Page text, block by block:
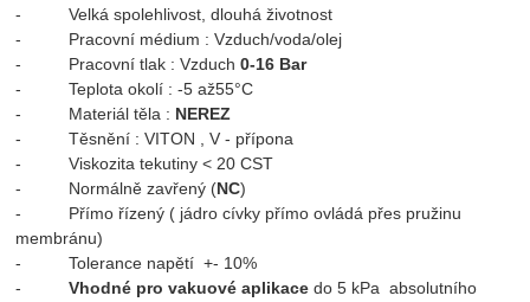
- Velká spolehlivost, dlouhá životnost
- Pracovní médium : Vzduch/voda/olej
- Pracovní tlak : Vzduch 0-16 Bar
- Teplota okolí : -5 až55°C
- Materiál těla : NEREZ
- Těsnění : VITON , V - přípona
- Viskozita tekutiny < 20 CST
- Normálně zavřený (NC)
- Přímo řízený ( jádro cívky přímo ovládá přes pružinu
membránu)
- Tolerance napětí +- 10%
-Vhodné pro vakuové aplikacedo 5 kPa absolutního